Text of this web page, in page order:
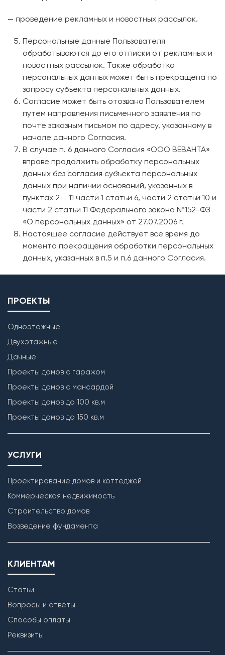
— проведение рекламных и новостных рассылок.
Персональные данные Пользователя
обрабатываются до его отписки от рекламных и
новостных рассылок. Также обработка
персональных данных может быть прекращена по
запросу субъекта персональных данных.
Согласие может быть отозвано Пользователем
путем направления письменного заявления по
почте заказным письмом по адресу, указанному в
начале данного Согласия.
В случае п. 6 данного Согласия «ООО ВЕВАНТА»
вправе продолжить обработку персональных
данных без согласия субъекта персональных
данных при наличии оснований, указанных в
пунктах 2 – 11 части 1 статьи 6, части 2 статьи 10 и
части 2 статьи 11 Федерального закона №152-ФЗ
«О персональных данных» от 27.07.2006 г.
Настоящее согласие действует все время до
момента прекращения обработки персональных
данных, указанных в п.5 и п.6 данного Согласия.
ПРОЕКТЫ
Одноэтажные
Двухэтажные
Дачные
Проекты домов с гаражом
Проекты домов с мансардой
Проекты домов до 100 кв.м
Проекты домов до 150 кв.м
УСЛУГИ
Проектирование домов и коттеджей
Коммерческая недвижимость
Строительство домов
Возведение фундамента
КЛИЕНТАМ
Статьи
Вопросы и ответы
Способы оплаты
Реквизиты